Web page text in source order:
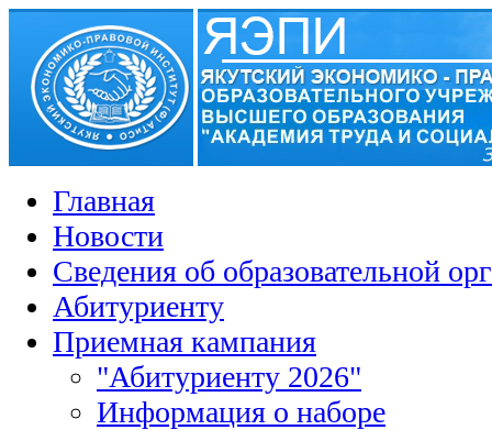
Главная
Новости
Сведения об образовательной
Абитуриенту
Приемная кампания
"Абитуриенту 2026"
Информация о наборе